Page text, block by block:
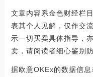
文章内容系金色财经栏
表其个人见解，仅作交
示一切买卖具体指导，
卖，请阅读者细心鉴别防
据欧意OKEx的数据信